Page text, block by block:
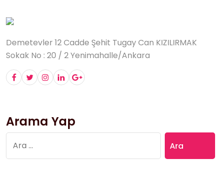
Demetevler 12 Cadde Şehit Tugay Can KIZILIRMAK
Sokak No : 20 / 2 Yenimahalle/Ankara
Arama Yap